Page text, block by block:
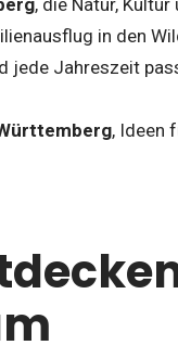
in den
jede Jahreszeit
, Ideen